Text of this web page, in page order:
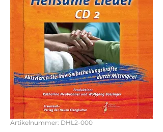
Artikelnummer: DHL2-000